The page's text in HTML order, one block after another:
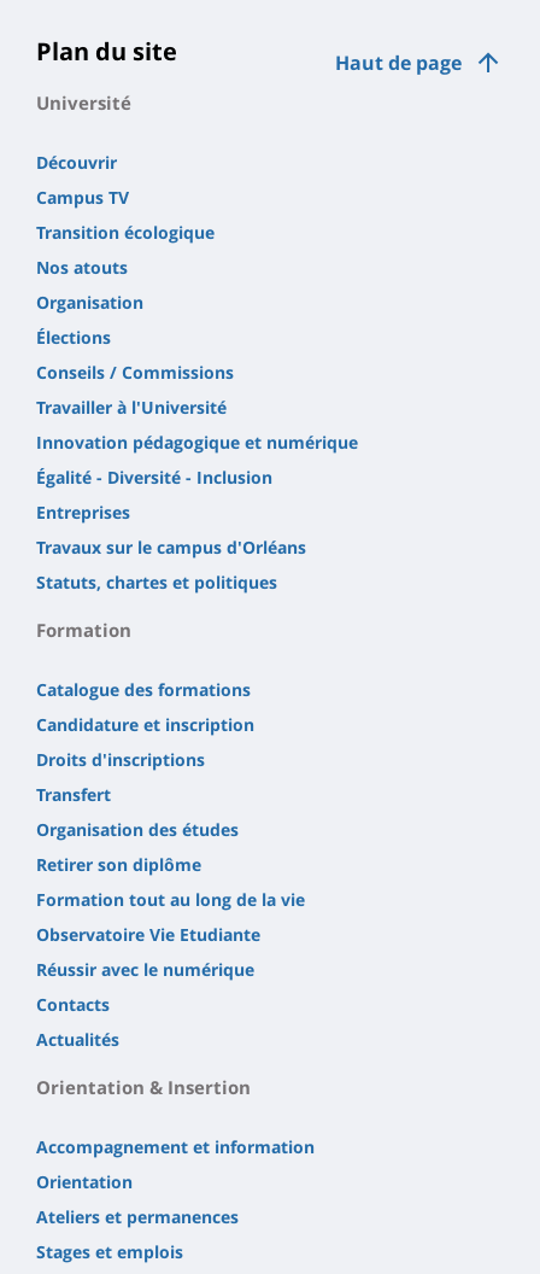
Haut de page
Plan du site
Université
Découvrir
Campus TV
Transition écologique
Nos atouts
Organisation
Élections
Conseils / Commissions
Travailler à l'Université
Innovation pédagogique et numérique
Égalité - Diversité - Inclusion
Entreprises
Travaux sur le campus d'Orléans
Statuts, chartes et politiques
Formation
Catalogue des formations
Candidature et inscription
Droits d'inscriptions
Transfert
Organisation des études
Retirer son diplôme
Formation tout au long de la vie
Observatoire Vie Etudiante
Réussir avec le numérique
Contacts
Actualités
Orientation & Insertion
Accompagnement et information
Orientation
Ateliers et permanences
Stages et emplois